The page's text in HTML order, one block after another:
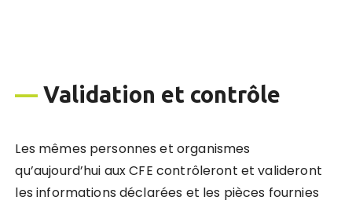
—Validation et contrôle
Les mêmes personnes et organismes
qu’aujourd’hui aux CFE contrôleront et valideront
les informations déclarées et les pièces fournies